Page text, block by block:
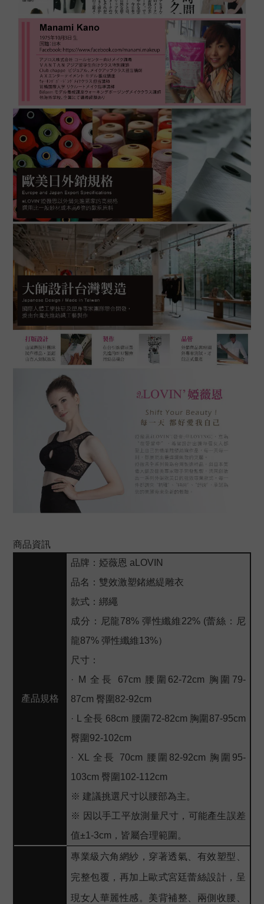
商品資訊
產品規格
品牌：婭薇恩 aLOVIN
品名：雙效激塑鍺繎緹雕衣
款式：綁繩
成分：尼龍78% 彈性纖維22% (蕾絲：尼
龍87% 彈性纖維13%）
尺寸：
· M 全長 67cm 腰圍62-72cm 胸圍79-
87cm 臀圍82-92cm
· L 全長 68cm 腰圍72-82cm 胸圍87-95cm
臀圍92-102cm
· XL 全長 70cm 腰圍82-92cm 胸圍95-
103cm 臀圍102-112cm
※ 建議挑選尺寸以腰部為主。
※ 因以手工平放測量尺寸，可能產生誤差
值±1-3cm，皆屬合理範圍。
專業級六角網紗，穿著透氣、有效塑型、
完整包覆，再加上歐式宮廷蕾絲設計，呈
現女人華麗性感。美背補整、兩側收腰、